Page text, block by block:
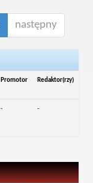
następny
Promotor Redaktor(rzy)
- -